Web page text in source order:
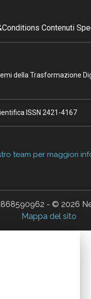
Contenuti
della Trasformazione
ISSN 2421-4167
team per maggiori
- © 2026
Mappa del sito